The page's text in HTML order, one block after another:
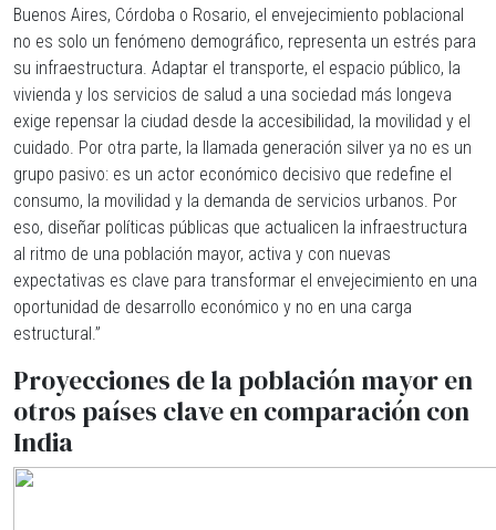
Buenos Aires, Córdoba o Rosario, el envejecimiento poblacional
no es solo un fenómeno demográfico, representa un estrés para
su infraestructura. Adaptar el transporte, el espacio público, la
vivienda y los servicios de salud a una sociedad más longeva
exige repensar la ciudad desde la accesibilidad, la movilidad y el
cuidado. Por otra parte, la llamada generación silver ya no es un
grupo pasivo: es un actor económico decisivo que redefine el
consumo, la movilidad y la demanda de servicios urbanos. Por
eso, diseñar políticas públicas que actualicen la infraestructura
al ritmo de una población mayor, activa y con nuevas
expectativas es clave para transformar el envejecimiento en una
oportunidad de desarrollo económico y no en una carga
estructural.”
Proyecciones de la población mayor en
otros países clave en comparación con
India